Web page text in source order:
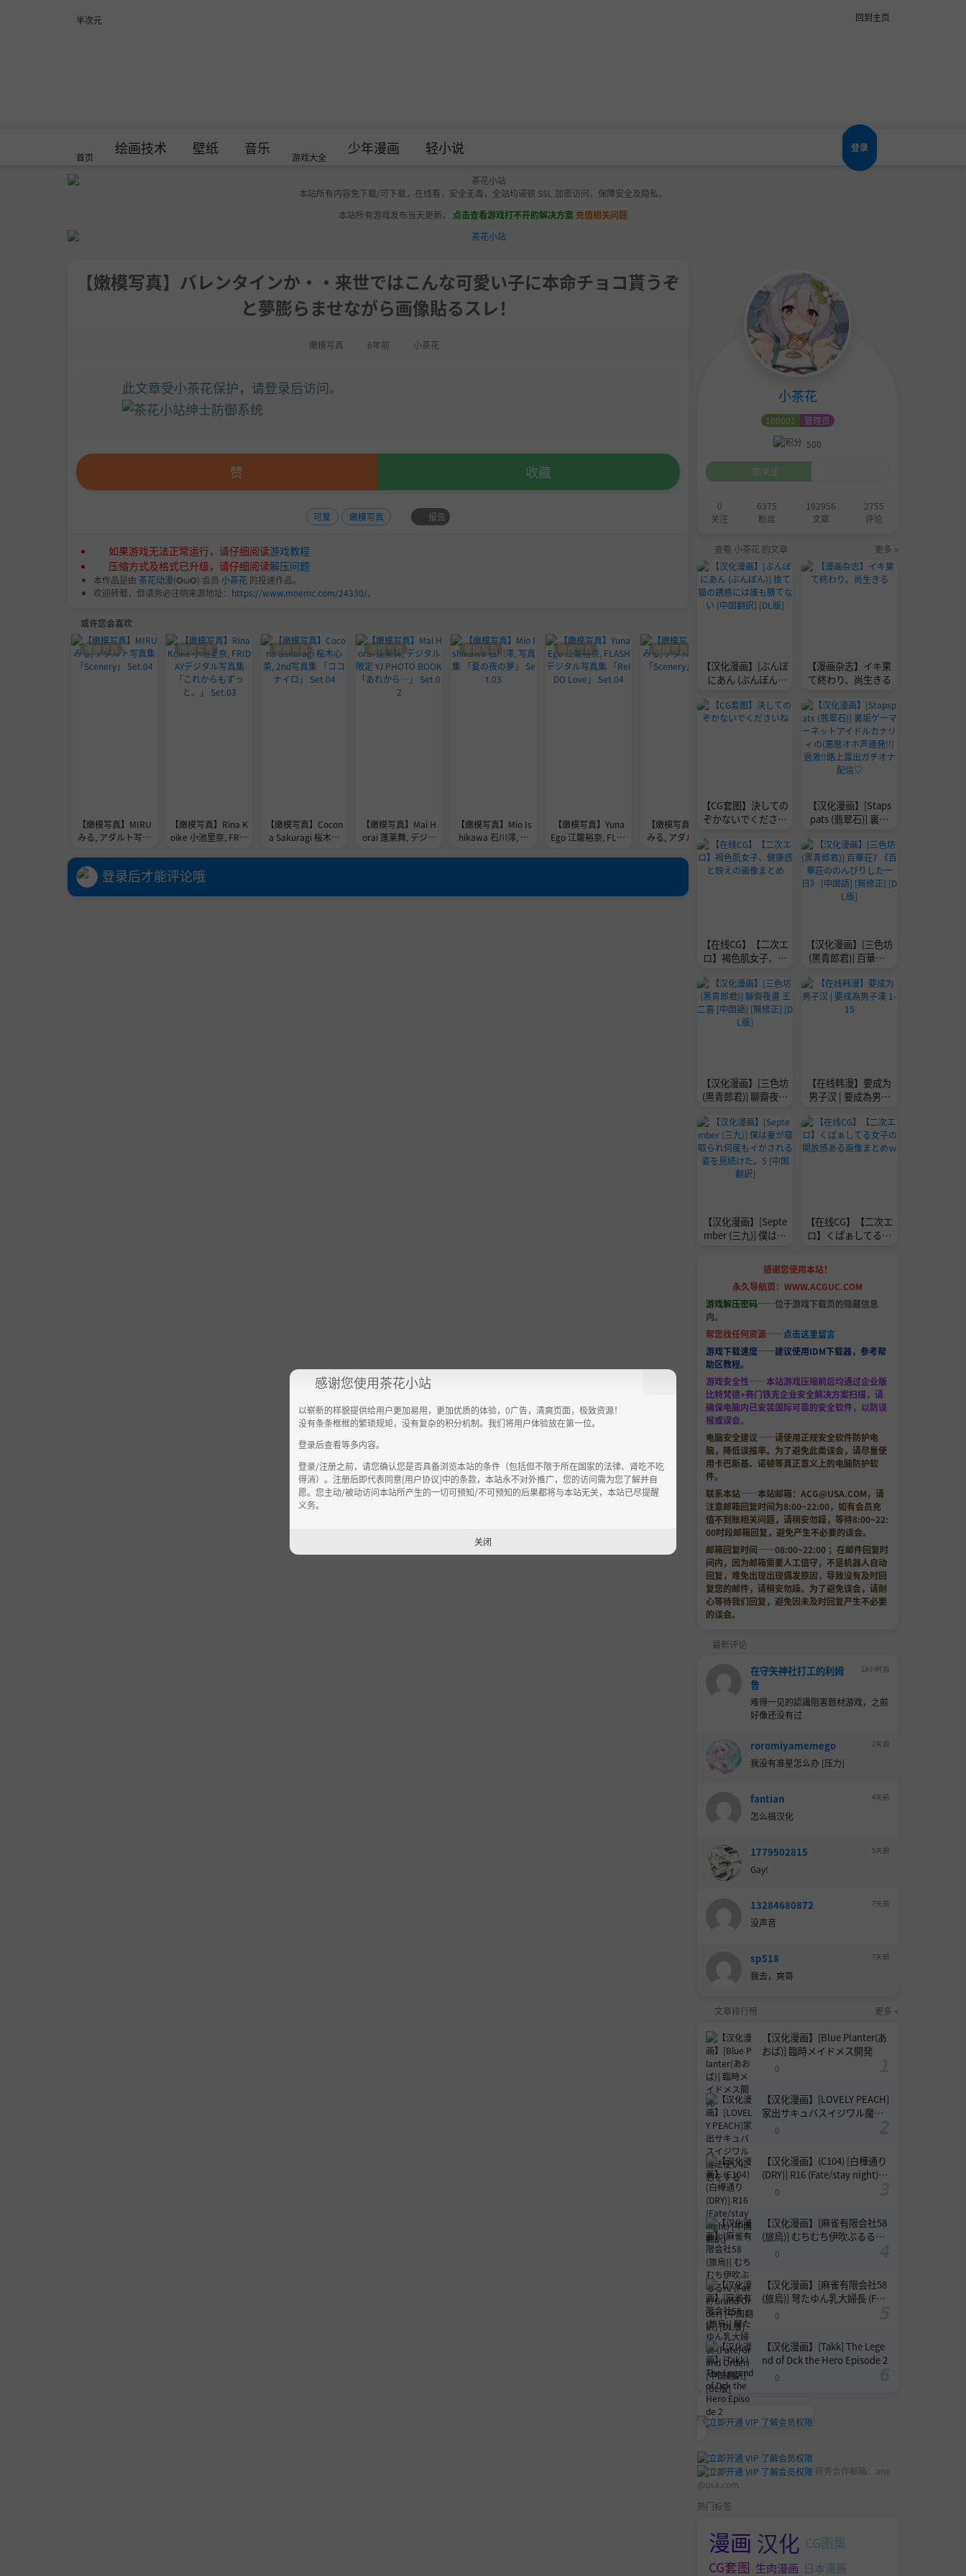
半次元 回到主页
首页
绘画技术 壁纸 音乐
游戏大全
少年漫画 轻小说 登录
本站所有内容免下载/可下载，在线看，安全无毒，全站均诺顿 SSL 加密访问，保障安全及隐私。
本站所有游戏发布当天更新。 点击查看游戏打不开的解决方案充值相关问题
【嫩模写真】バレンタインか・・来世ではこんな可愛い子に本命チョコ貰うぞ
と夢膨らませながら画像貼るスレ！
嫩模写真 6年前 小茶花
此文章受小茶花保护，请登录后访问。
赞 收藏
可爱 嫩模写真 报告
如果游戏无法正常运行，请仔细阅读游戏教程
压缩方式及格式已升级，请仔细阅读解压问题
本作品是由 茶花动漫(✪ω✪) 会员 小茶花 的投递作品。
欢迎转载，但请务必注明来源地址： https://www.moemc.com/24330/。
或许您会喜欢
【嫩模写真】MIRU
みる, アダルト写真
嫩模写真
【嫩模写真】Rina K
oike 小池里奈, FRID
と。」 Set.03
嫩模写真
【嫩模写真】Cocon
a Sakuragi 桜木心
嫩模写真
【嫩模写真】Mai H
orai 蓬莱舞, デジタ
嫩模写真
【嫩模写真】Mio Is
hikawa 石川澪, 写
嫩模写真
【嫩模写真】Yuna
Ego 江籠裕奈, FLAS
嫩模写真
【嫩模写真】MIRU
みる, アダルト写真
集 「Scenery」 Se
t.03
嫩模写真
【嫩模写真】Ina En
ohara 榎原依那, FR
IDAYデジタル写真
集 「スーパーノヴ
ァ」 Set.02
【嫩模写真】Hikari
FRIDAYデジタル写
真集 「君とずっと
Vol.1」 Set.03
登录后才能评论哦
小茶花
100001
管理员
500
加关注
0
关注
6375
粉丝
192956
文章
2755
评论
查看 小茶花 的文章 更多 »
【汉化漫画】[ぶんぼ
にあん (ぶんぼん)]
も勝てない [中国翻
訳] [DL版]
【漫画杂志】イキ果
て終わり、尚生きる
【CG套图】決しての
ぞかないでください
【汉化漫画】[Staps
pats (翡翠石)] 裏垢
ドルカナリィの(悪態
オホ声連発!!)過激!!
路上露出ガチオナ配
信♡
【在线CG】【二次エ
ロ】褐色肌女子、健
とめ
【汉化漫画】[三色坊
(黑青郎君)] 百華荘7
した一日》 [中国語]
[無修正] [DL版]
【汉化漫画】[三色坊
(黑青郎君)] 聊齋夜畫
修正] [DL版]
【在线韩漫】要成为
男子汉 | 要成為男子
【汉化漫画】[Septe
mber (三九)] 僕は妻
かされる姿を見続け
た。5 [中国翻訳]
【在线CG】【二次エ
ロ】くぱぁしてる女
感谢您使用本站！
永久导航页：WWW.ACGUC.COM
游戏解压密码——位于游戏下载页的隐藏信息
内。
帮您找任何资源——点击这里留言
游戏下载速度——建议使用IDM下载器，参考帮
助区教程。
游戏安全性——本站游戏压缩前后均通过企业版
比特梵德+赛门铁克企业安全解决方案扫描，请
确保电脑内已安装国际可靠的安全软件，以防误
报或误会。
电脑安全建议——请使用正规安全软件防护电
脑，降低误报率。为了避免此类误会，请尽量使
用卡巴斯基、诺顿等真正意义上的电脑防护软
件。
联系本站——本站邮箱： ACG@USA.COM，请
注意邮箱回复时间为8:00~22:00，如有会员充
值不到账相关问题，请稍安勿躁，等待8:00~22:
00时段邮箱回复，避免产生不必要的误会。
邮箱回复时间——08:00~22:00 ；在邮件回复时
间内，因为邮箱需要人工值守，不是机器人自动
回复，难免出现出现偶发原因，导致没有及时回
复您的邮件，请稍安勿躁。为了避免误会，请耐
心等待我们回复，避免因未及时回复产生不必要
的误会。
最新评论
在守矢神社打工的利姆
鲁
18小时前
难得一见的認識阻害题材游戏，之前
好像还没有过
roromiyamemego 2天前
我没有准星怎么办 [压力]
fantian 4天前
怎么搞汉化
1779502815 5天前
Gay!
13284680872 7天前
没声音
sp518 7天前
我去，爽哥
文章排行榜 更多 »
【汉化漫画】[Blue Planter(あ
おば)] 臨時メイドメス開発
0
【汉化漫画】[LOVELY PEACH]
家出サキュバスイジワル魔法
使いに恋をする
0
【汉化漫画】(C104) [白樺通り
(DRY)] R16 (Fate/stay night)
[中国翻訳]
0
【汉化漫画】[麻雀有限会社58
(旅烏)] むちむち伊吹ぶるるん
(Fate/Grand Order) [中国翻訳]
0
【汉化漫画】[麻雀有限会社58
(旅烏)] 弩たゆん乳大婦長 (Fat
e/Grand Order) [中国翻訳] [DL
0
【汉化漫画】[Takk] The Lege
nd of Dck the Hero Episode 2
0
商务合作邮箱： ane
@usa.com
热门标签
漫画 汉化 CG图集
CG套图 生肉漫画 日本漫画
感谢您使用茶花小站
以崭新的样貌提供给用户更加易用，更加优质的体验，0广告，清爽页面，极致资源！
没有条条框框的繁琐规矩，没有复杂的积分机制。我们将用户体验放在第一位。
登录后查看等多内容。
登录/注册之前，请您确认您是否具备浏览本站的条件（包括但不限于所在国家的法律、肾吃不吃
得消）。注册后即代表同意[用户协议]中的条款，本站永不对外推广，您的访问需为您了解并自
愿。您主动/被动访问本站所产生的一切可预知/不可预知的后果都将与本站无关，本站已尽提醒
义务。
关闭